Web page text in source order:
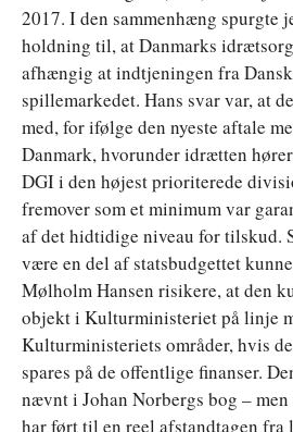
2017. I den sammenhæng spurgte
holdning til, at Danmarks
afhængig at indtjeningen fra
spillemarkedet. Hans svar var, at
med, for ifølge den nyeste aftale
Danmark, hvorunder idrætten
DGI i den højest prioriterede
fremover som et minimum var
af det hidtidige niveau for tilskud.
være en del af statsbudgettet
Mølholm Hansen risikere, at den
objekt i Kulturministeriet på linje
Kulturministeriets områder, hvis
spares på de offentlige finanser.
nævnt i Johan Norbergs bog –
har ført til en reel afstandtagen fra